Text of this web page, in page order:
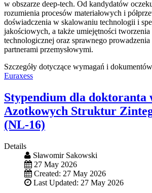
w obszarze deep-tech. Od kandydatów
rozumienia procesów materiałowych i
doświadczenia w skalowaniu technologii i
jakościowych, a także umiejętności
technologicznej oraz sprawnego
partnerami przemysłowymi.
Szczegóły dotyczące wymagań i
Euraxess
Stypendium dla doktoranta
Azotkowych Struktur
(NL-16)
Details
Sławomir Sakowski
27 May 2026
Created: 27 May 2026
Last Updated: 27 May 2026